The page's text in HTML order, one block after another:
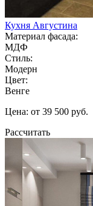
Кухня Августина
Материал фасада:
МДФ
Стиль:
Модерн
Цвет:
Венге
Цена: от 39 500 руб.
Рассчитать